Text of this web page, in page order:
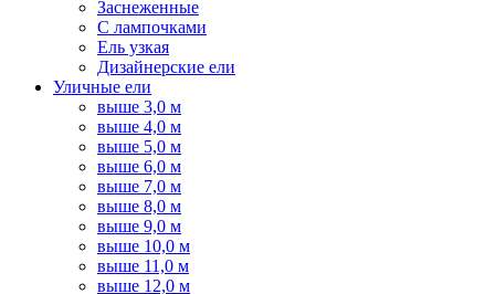
Заснеженные
С лампочками
Ель узкая
Дизайнерские ели
Уличные ели
выше 3,0 м
выше 4,0 м
выше 5,0 м
выше 6,0 м
выше 7,0 м
выше 8,0 м
выше 9,0 м
выше 10,0 м
выше 11,0 м
выше 12,0 м